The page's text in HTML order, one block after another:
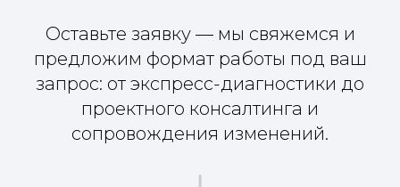
Оставьте заявку — мы свяжемся и
предложим формат работы под ваш
запрос: от экспресс-диагностики до
проектного консалтинга и
сопровождения изменений.